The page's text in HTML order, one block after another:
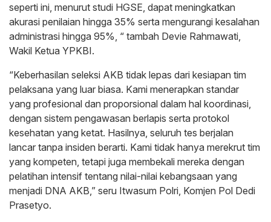
seperti ini, menurut studi HGSE, dapat meningkatkan
akurasi penilaian hingga 35% serta mengurangi kesalahan
administrasi hingga 95%, “ tambah Devie Rahmawati,
Wakil Ketua YPKBI.
“Keberhasilan seleksi AKB tidak lepas dari kesiapan tim
pelaksana yang luar biasa. Kami menerapkan standar
yang profesional dan proporsional dalam hal koordinasi,
dengan sistem pengawasan berlapis serta protokol
kesehatan yang ketat. Hasilnya, seluruh tes berjalan
lancar tanpa insiden berarti. Kami tidak hanya merekrut tim
yang kompeten, tetapi juga membekali mereka dengan
pelatihan intensif tentang nilai-nilai kebangsaan yang
menjadi DNA AKB,” seru Itwasum Polri, Komjen Pol Dedi
Prasetyo.